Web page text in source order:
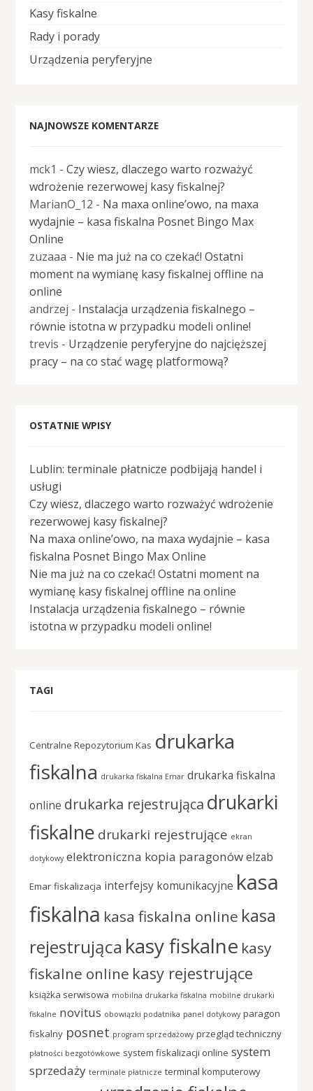
Kasy fiskalne
Rady i porady
Urządzenia peryferyjne
NAJNOWSZE KOMENTARZE
mck1 -Czy wiesz, dlaczego warto rozważyć
wdrożenie rezerwowej kasy fiskalnej?
MarianO_12 - Na maxa online’owo, na maxa
wydajnie – kasa fiskalna Posnet Bingo Max
Online
zuzaaa - Nie ma już na co czekać! Ostatni
moment na wymianę kasy fiskalnej offline na
online
andrzej - Instalacja urządzenia fiskalnego –
równie istotna w przypadku modeli online!
trevis - Urządzenie peryferyjne do najcięższej
pracy – na co stać wagę platformową?
OSTATNIE WPISY
Lublin: terminale płatnicze podbijają handel i
usługi
Czy wiesz, dlaczego warto rozważyć wdrożenie
rezerwowej kasy fiskalnej?
Na maxa online’owo, na maxa wydajnie – kasa
fiskalna Posnet Bingo Max Online
Nie ma już na co czekać! Ostatni moment na
wymianę kasy fiskalnej offline na online
Instalacja urządzenia fiskalnego – równie
istotna w przypadku modeli online!
TAGI
Centralne Repozytorium Kas drukarka
fiskalna drukarka fiskalna Emar drukarka fiskalna
online drukarka rejestrująca drukarki
fiskalne drukarki rejestrujące ekran
dotykowy elektroniczna kopia paragonów elzab
Emar fiskalizacja interfejsy komunikacyjne kasa
fiskalna kasa fiskalna online kasa
rejestrująca kasy fiskalne kasy
fiskalne online kasy rejestrujące
książka serwisowa mobilna drukarka fiskalna mobilne drukarki
fiskalne novitus obowiązki podatnika panel dotykowy paragon
fiskalny posnet program sprzedażowy przegląd techniczny
płatności bezgotówkowe system fiskalizacji online system
sprzedaży terminale płatnicze terminal komputerowy